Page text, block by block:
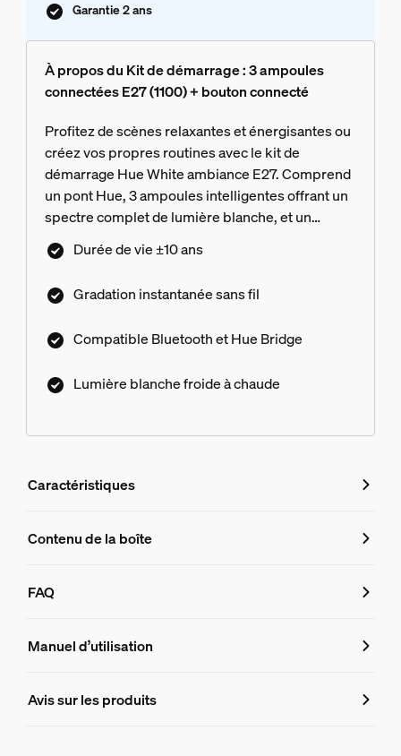
Garantie 2 ans
À propos du Kit de démarrage : 3 ampoules
connectées E27 (1100) + bouton connecté
Profitez de scènes relaxantes et énergisantes ou
créez vos propres routines avec le kit de
démarrage Hue White ambiance E27. Comprend
un pont Hue, 3 ampoules intelligentes offrant un
spectre complet de lumière blanche, et un
bouton intelligent.
Durée de vie ±10 ans
Gradation instantanée sans fil
Compatible Bluetooth et Hue Bridge
Lumière blanche froide à chaude
Caractéristiques
Caractéristiques
8719514291270
Dimensions de l'ampoule
60x110
Contenu de la boîte
FAQ
FAQ
Puis-je contrôler mon kit de
Manuel d’utilisation
Avis sur les produits